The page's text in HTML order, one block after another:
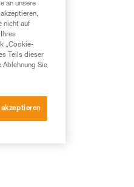
an unsere
nicht auf
„Cookie-
Teils dieser
Ablehnung Sie